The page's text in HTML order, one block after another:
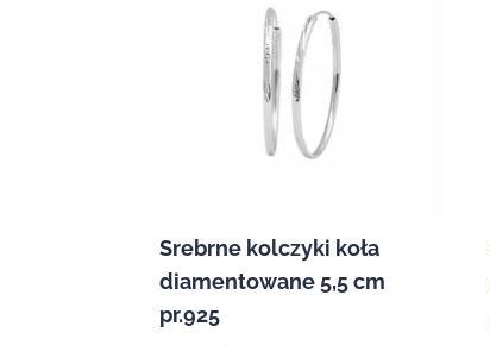
Srebrne kolczyki koła
diamentowane 5,5 cm
pr.925